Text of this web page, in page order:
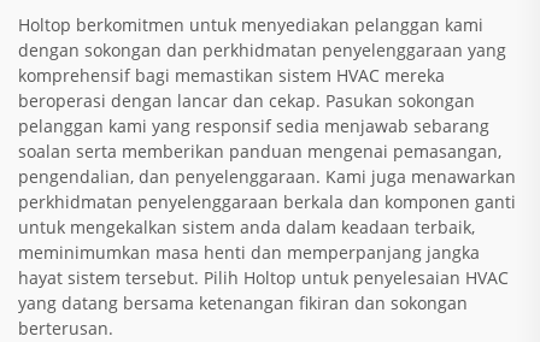
Holtop berkomitmen untuk menyediakan pelanggan kami
dengan sokongan dan perkhidmatan penyelenggaraan yang
komprehensif bagi memastikan sistem HVAC mereka
beroperasi dengan lancar dan cekap. Pasukan sokongan
pelanggan kami yang responsif sedia menjawab sebarang
soalan serta memberikan panduan mengenai pemasangan,
pengendalian, dan penyelenggaraan. Kami juga menawarkan
perkhidmatan penyelenggaraan berkala dan komponen ganti
untuk mengekalkan sistem anda dalam keadaan terbaik,
meminimumkan masa henti dan memperpanjang jangka
hayat sistem tersebut. Pilih Holtop untuk penyelesaian HVAC
yang datang bersama ketenangan fikiran dan sokongan
berterusan.